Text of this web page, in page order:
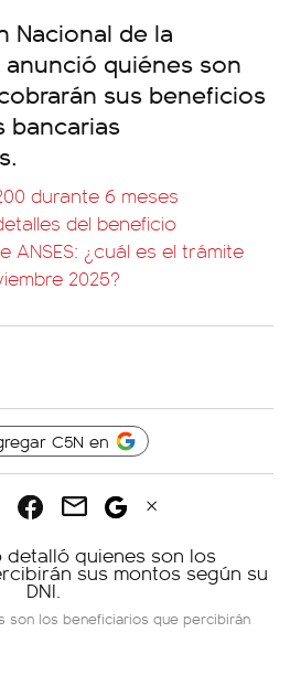
Nacional de la
quiénes son
sus beneficios
bancarias
durante 6 meses
del beneficio
ANSES: ¿cuál es el trámite
2025?
C5N en
son los beneficiarios que percibirán